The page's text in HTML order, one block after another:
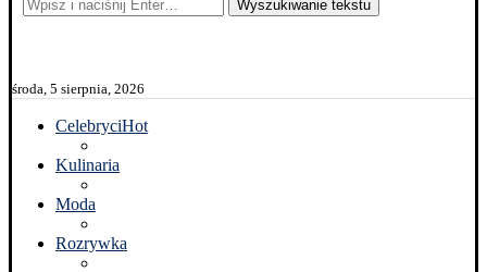
Wyszukiwanie tekstu
środa, 5 sierpnia, 2026
CelebryciHot
Kulinaria
Moda
Rozrywka